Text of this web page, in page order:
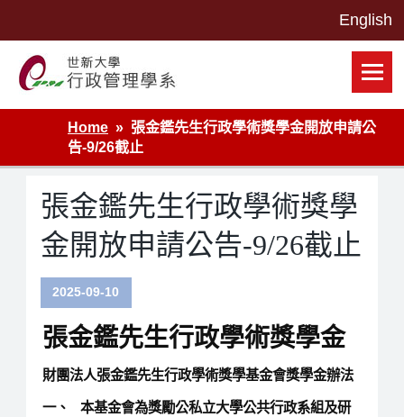
世新大學行政管理學系網站
Home
張金鑑先生行政學術獎學金開放申請公
告-9/26截止
張金鑑先生行政學術獎學
金開放申請公告-9/26截止
2025-09-10
張金鑑先生行政學術獎學金
財團法人張金鑑先生行政學術獎學基金會獎學金辦法
一、 本基金會為獎勵公私立大學公共行政系組及研